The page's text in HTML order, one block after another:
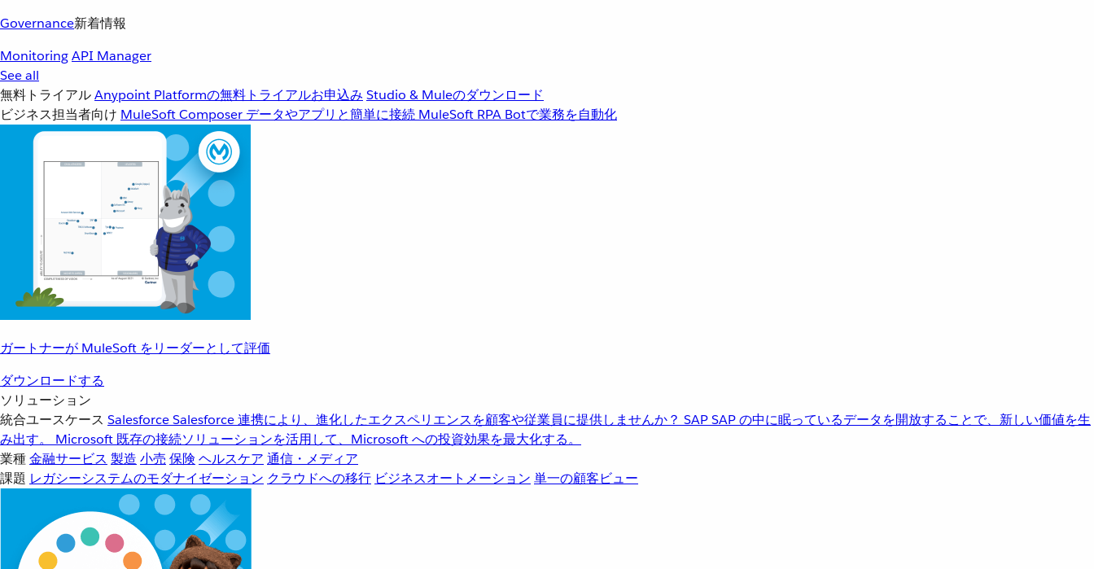
Governance新着情報
MonitoringAPI Manager
See all
無料トライアルAnypoint Platformの無料トライアルお申込み Studio & Muleのダウンロード
ビジネス担当者向け MuleSoft Composer データやアプリと簡単に接続 MuleSoft RPA Botで業務を自動化
ガートナーが MuleSoft をリーダーとして評価
ダウンロードする
ソリューション
統合ユースケース SalesforceSalesforce 連携により、進化したエクスペリエンスを顧客や従業員に提供しませんか？ SAPSAP の中に眠っているデータを開放することで、新しい価値を生
み出す。
Microsoft 既存の接続ソリューションを活用して、Microsoft への投資効果を最大化する。
業種金融サービス 製造 小売 保険 ヘルスケア 通信・メディア
課題 レガシーシステムのモダナイゼーション クラウドへの移行 ビジネスオートメーション 単一の顧客ビュー